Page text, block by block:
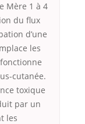
Mère 1 à 4
du flux
d’une
les
cutanée.
toxique
par un
les